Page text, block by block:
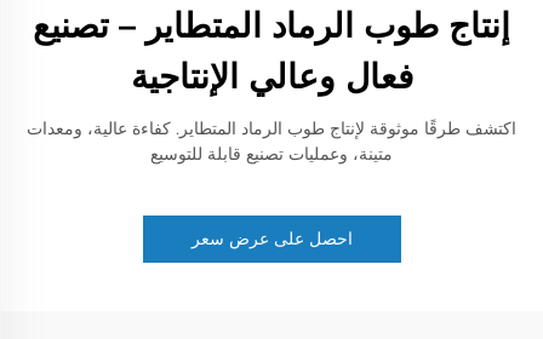
إنتاج طوب الرماد المتطاير – تصنيع
فعال وعالي الإنتاجية
اكتشف طرقًا موثوقة لإنتاج طوب الرماد المتطاير. كفاءة عالية، ومعدات
متينة، وعمليات تصنيع قابلة للتوسيع
احصل على عرض سعر